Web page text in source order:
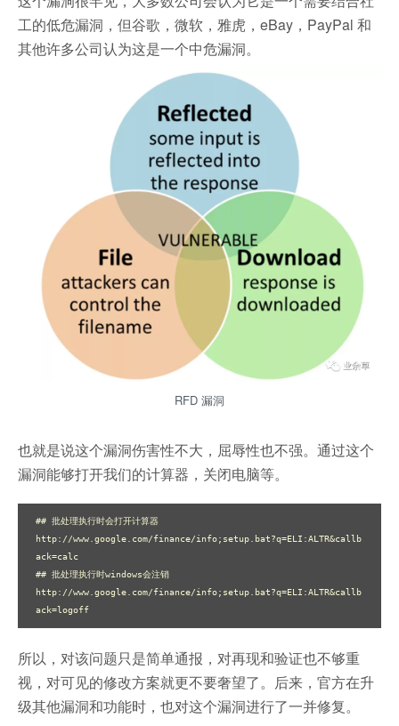
工的低危漏洞，但谷歌，微软，雅虎，eBay，PayPal 和
其他许多公司认为这是一个中危漏洞。
RFD 漏洞
也就是说这个漏洞伤害性不大，屈辱性也不强。通过这个
漏洞能够打开我们的计算器，关闭电脑等。
## 批处理执行时会打开计算器
http://www.google.com/finance/info;setup.bat?q=ELI:ALTR&callb
ack=calc
## 批处理执行时windows会注销
http://www.google.com/finance/info;setup.bat?q=ELI:ALTR&callb
ack=logoff
所以，对该问题只是简单通报，对再现和验证也不够重
视，对可见的修改方案就更不要奢望了。后来，官方在升
级其他漏洞和功能时，也对这个漏洞进行了一并修复。